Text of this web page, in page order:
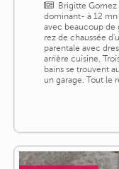
Brigitte Gomez
dominant- à 12 mn
avec beaucoup de
rez de chaussée
parentale avec
arrière cuisine.
bains se trouvent
un garage. Tout le